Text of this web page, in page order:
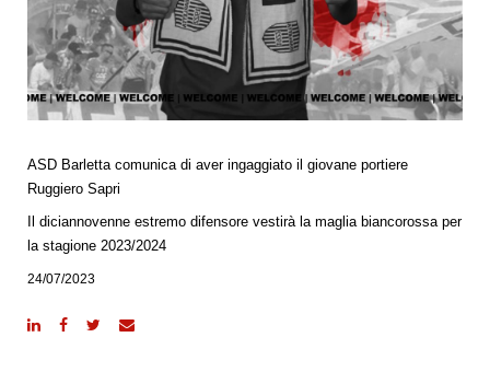
ASD Barletta comunica di aver ingaggiato il giovane portiere
Ruggiero Sapri
Il diciannovenne estremo difensore vestirà la maglia biancorossa per
la stagione 2023/2024
24/07/2023